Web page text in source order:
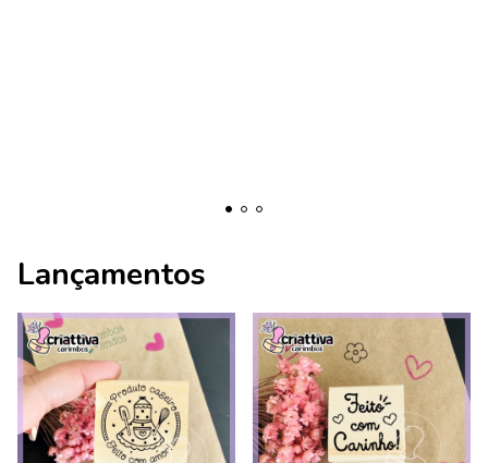
Lançamentos